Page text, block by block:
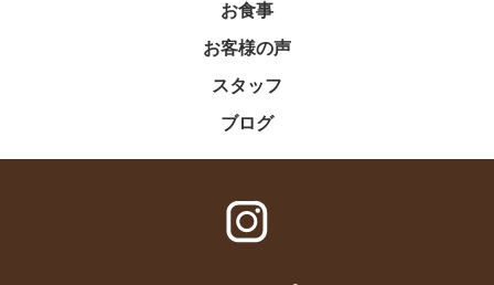
お食事
お客様の声
スタッフ
ブログ